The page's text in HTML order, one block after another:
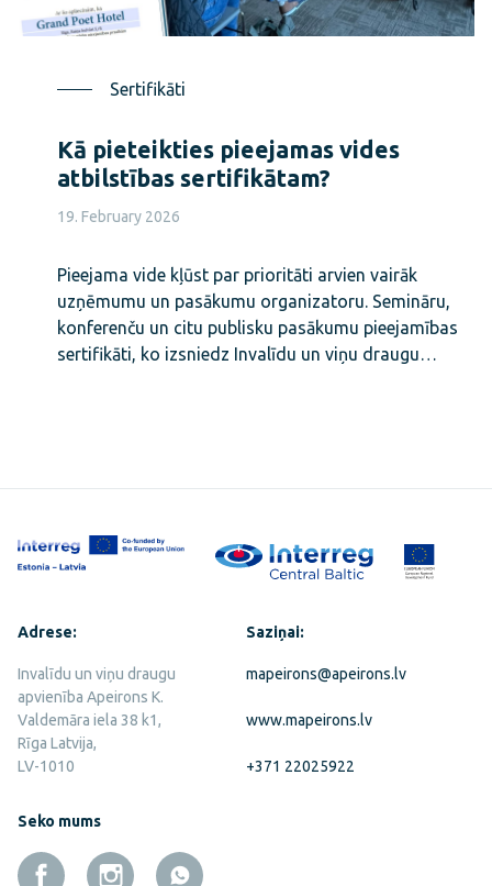
Sertifikāti
Kā pieteikties pieejamas vides
atbilstības sertifikātam?
19. February 2026
Pieejama vide kļūst par prioritāti arvien vairāk
uzņēmumu un pasākumu organizatoru. Semināru,
konferenču un citu publisku pasākumu pieejamības
sertifikāti, ko izsniedz Invalīdu un viņu draugu…
Adrese:
Invalīdu un viņu draugu
apvienība Apeirons K.
Valdemāra iela 38 k1,
Rīga Latvija,
LV-1010
Saziņai:
mapeirons@apeirons.lv
www.mapeirons.lv
+371 22025922
Seko mums